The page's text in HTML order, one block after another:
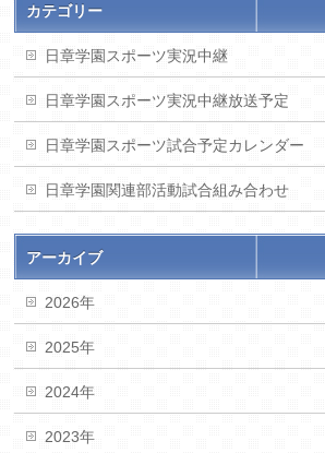
カテゴリー
日章学園スポーツ実況中継
日章学園スポーツ実況中継放送予定
日章学園スポーツ試合予定カレンダー
日章学園関連部活動試合組み合わせ
アーカイブ
2026年
2025年
2024年
2023年